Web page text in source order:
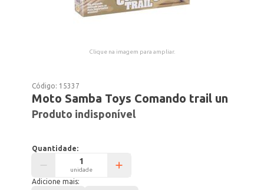
Clique na imagem para ampliar.
Código: 15337
Moto Samba Toys Comando trail un
Produto indisponível
Quantidade:
unidade
Adicione mais: